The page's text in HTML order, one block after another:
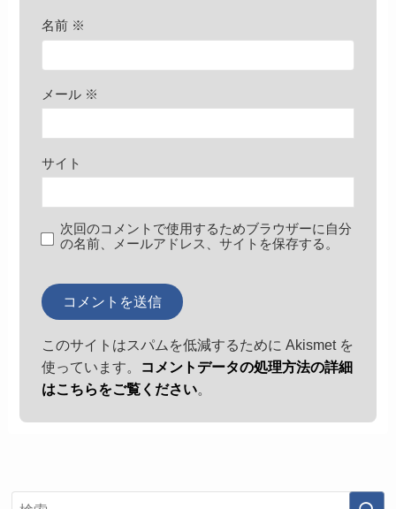
名前 ※
メール ※
サイト
次回のコメントで使用するためブラウザーに自分
の名前、メールアドレス、サイトを保存する。
このサイトはスパムを低減するために Akismet を
使っています。
コメントデータの処理方法の詳細
はこちらをご覧ください。